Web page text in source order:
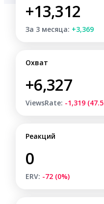
+13,312
За 3 месяца: +3,369
Охват
+6,327
ViewsRate: -1,319
Реакций
0
ERV: -72 (0%)